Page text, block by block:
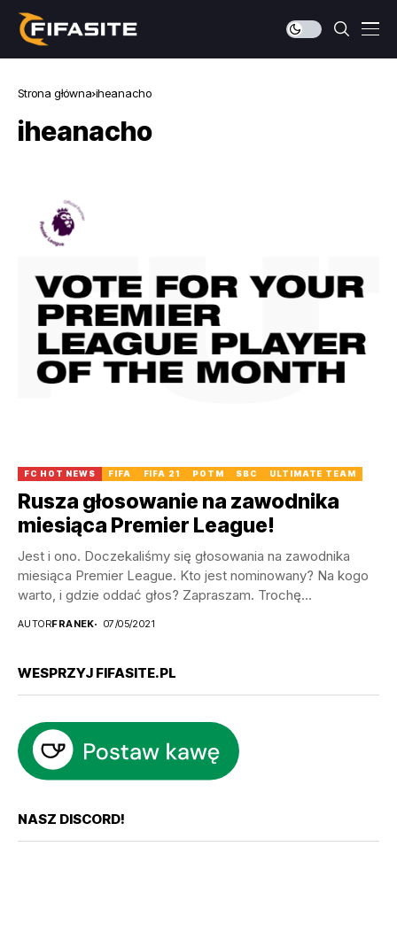
Strona główna iheanacho
iheanacho
FC HOT NEWS FIFA FIFA 21 POTM SBC ULTIMATE TEAM
Rusza głosowanie na zawodnika
miesiąca Premier League!
Jest i ono. Doczekaliśmy się głosowania na zawodnika
miesiąca Premier League. Kto jest nominowany? Na kogo
warto, i gdzie oddać głos? Zapraszam. Trochę...
AUTORFRANEK 07/05/2021
WESPRZYJ FIFASITE.PL
NASZ DISCORD!